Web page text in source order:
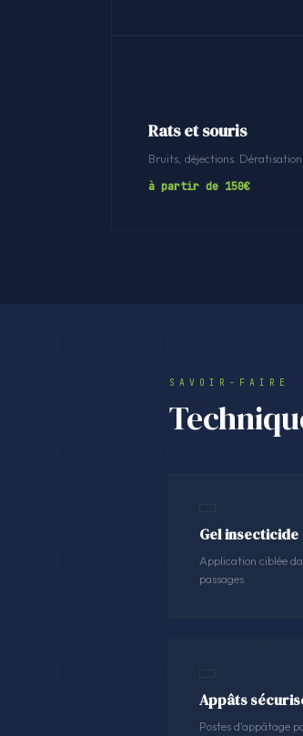
Rats et souris
Bruits, déjections.
à partir de 150€
SAVOIR-FAIRE
Gel insecticide
Application ciblée
passages.
Appâts
Postes d'appâtage